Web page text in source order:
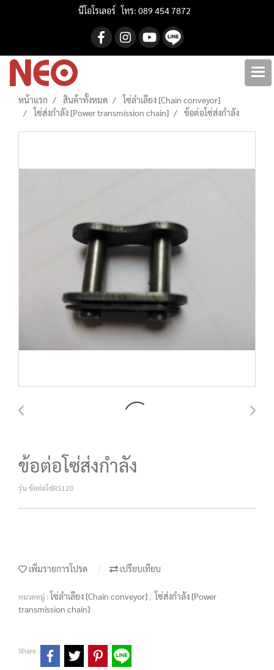
นีโอโรเลอร์ โทร: 089 454 7872
หน้าแรก สินค้าทั้งหมด
โซ่ลำเลียง [Chain conveyor]
โซ่ส่งกำลัง [Power transmission chain]
ข้อต่อโซ่ส่งกำลัง
ข้อต่อโซ่ส่งกำลัง
รุ่น ข้อต่อโซ่RS120
เพิ่มรายการโปรด เปรียบเทียบ
หมวดหมู่ : โซ่ลำเลียง [Chain conveyor] , โซ่ส่งกำลัง [Power
transmission chain]
Share